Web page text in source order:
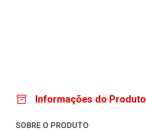
Informações do Produto
SOBRE O PRODUTO